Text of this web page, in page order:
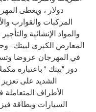
دولار ، ويغطى
المركبات والقوارب
والمواد الإنشائية
المعارض الكبرى لبيتك .
في المهرجان عروضا
دور "بيتك " باعتباره
الشديد على
الأطراف المتعاملة
السيارات وبطاقة